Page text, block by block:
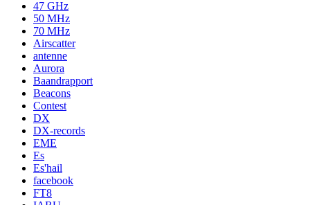
47 GHz
50 MHz
70 MHz
Airscatter
antenne
Aurora
Baandrapport
Beacons
Contest
DX
DX-records
EME
Es
Es'hail
facebook
FT8